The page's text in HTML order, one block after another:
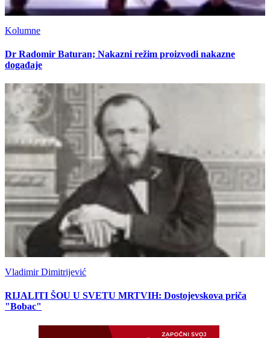
Kolumne
Dr Radomir Baturan; Nakazni režim proizvodi nakazne
događaje
Vladimir Dimitrijević
RIJALITI ŠOU U SVETU MRTVIH: Dostojevskova priča
"Bobac"